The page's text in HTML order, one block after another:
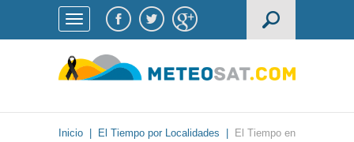
Inicio El Tiempo por Localidades
El Tiempo en